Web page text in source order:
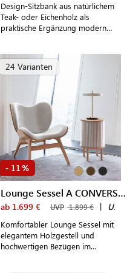
Design-Sitzbank aus natürlichem
Teak- oder Eichenholz als
praktische Ergänzung modern
24 Varianten
- 11 %
Lounge Sessel A CONVERSATION PIECE LOW
ab 1.699 € UVP 1.899 € | UMAGE
Komfortabler Lounge Sessel mit
elegantem Holzgestell und
hochwertigen Bezügen im